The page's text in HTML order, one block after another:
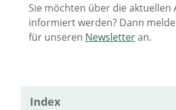
Sie möchten über die aktuellen
informiert werden? Dann
für unseren Newsletteran.
Index